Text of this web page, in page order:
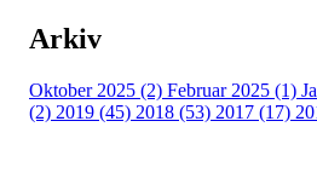
Arkiv
Oktober 2025 (2) Februar 2025 (1)
(2) 2019 (45) 2018 (53) 2017 (17)